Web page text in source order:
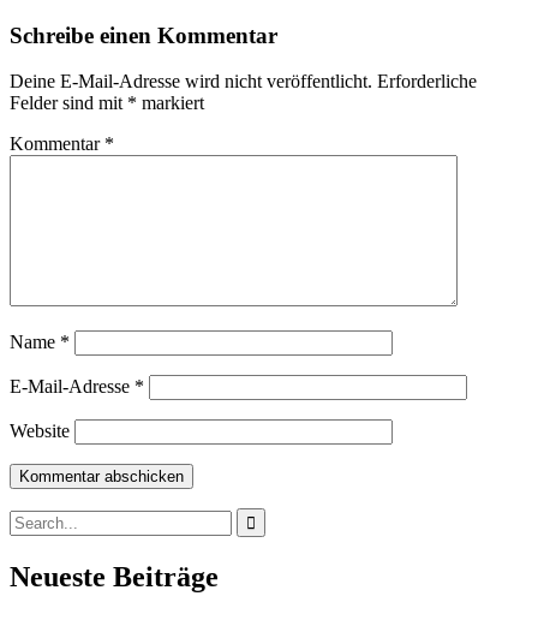
Schreibe einen Kommentar
Deine E-Mail-Adresse wird nicht veröffentlicht. Erforderliche
Felder sind mit * markiert
Kommentar *
Name *
E-Mail-Adresse *
Website
Search
for:
Neueste Beiträge